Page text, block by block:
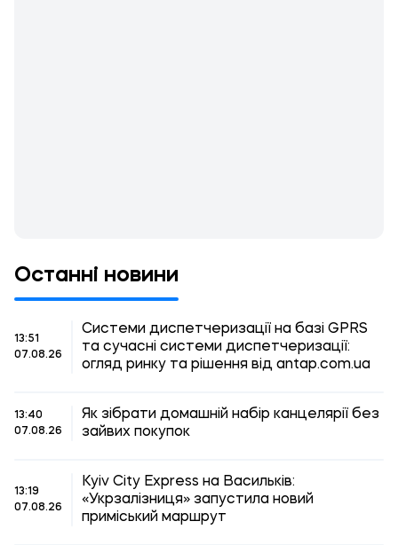
Останні новини
13:51
07.08.26
Системи диспетчеризації на базі GPRS
та сучасні системи диспетчеризації:
огляд ринку та рішення від antap.com.ua
13:40
07.08.26
Як зібрати домашній набір канцелярії без
зайвих покупок
13:19
07.08.26
Kyiv City Express на Васильків:
«Укрзалізниця» запустила новий
приміський маршрут